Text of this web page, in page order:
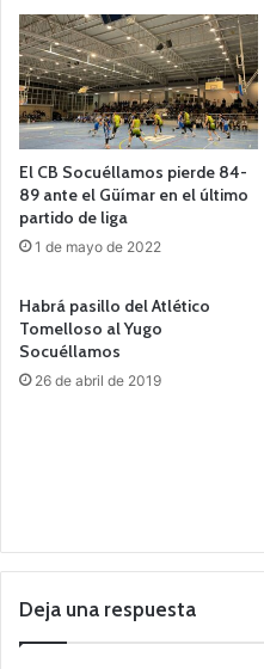
El CB Socuéllamos pierde 84-
89 ante el Güímar en el último
partido de liga
1 de mayo de 2022
Habrá pasillo del Atlético
Tomelloso al Yugo
Socuéllamos
26 de abril de 2019
Deja una respuesta